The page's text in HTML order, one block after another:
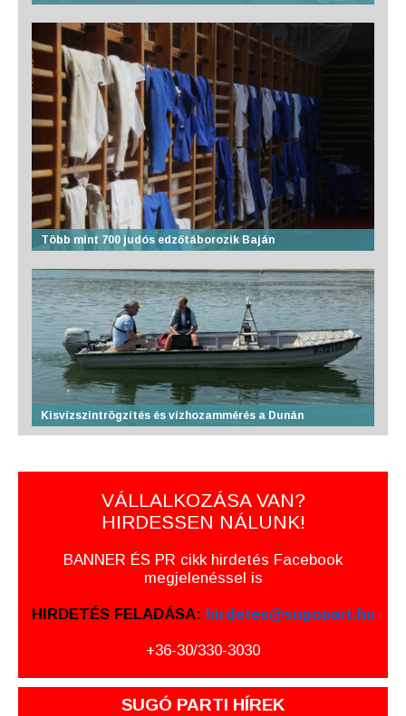
Több mint 700 judós edzőtáborozik Baján
Kisvízszintrögzítés és vízhozammérés a Dunán
VÁLLALKOZÁSA VAN?
HIRDESSEN NÁLUNK!
BANNER ÉS PR cikk hirdetés Facebook
megjelenéssel is
HIRDETÉS FELADÁSA: hirdetes@sugopart.hu
+36-30/330-3030
SUGÓ PARTI HÍREK